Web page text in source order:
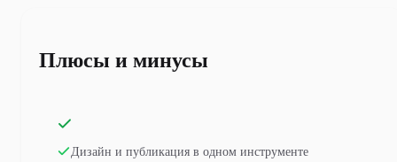
Плюсы и минусы
Дизайн и публикация в одном инструменте